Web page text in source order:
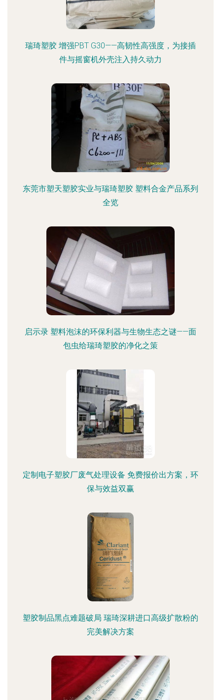
瑞琦塑胶 增强PBT G30——高韧性高强度，为接插
件与摇窗机外壳注入持久动力
东莞市塑天塑胶实业与瑞琦塑胶 塑料合金产品系列
全览
启示录 塑料泡沫的环保利器与生物生态之谜——面
包虫给瑞琦塑胶的净化之策
定制电子塑胶厂废气处理设备 免费报价出方案，环
保与效益双赢
塑胶制品黑点难题破局 瑞琦深耕进口高级扩散粉的
完美解决方案